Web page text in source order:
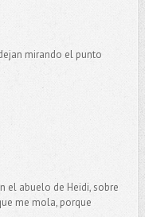
mirando el punto
el abuelo de Heidi, sobre
me mola, porque